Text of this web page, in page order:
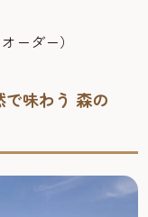
ーダー）
で味わう 森の